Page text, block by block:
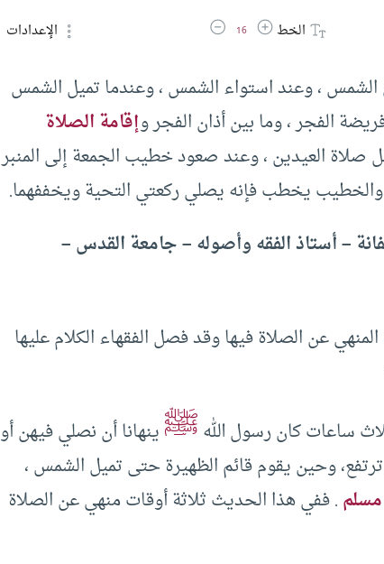
الخطزيادة حجم الخط
16 تقليل حجم الخط الإعدادات
الشمس ، وعند استواء الشمس ، وعندما تميل الشمس
الفجر ، وما بين أذان الفجر وإقامة الصلاة
صلاة العيدين ، وعند صعود خطيب الجمعة إلى المنبر
يخطب فإنه يصلي ركعتي التحية ويخففهما.
– أستاذ الفقه وأصوله – جامعة القدس –
عن الصلاة فيها وقد فصل الفقهاء الكلام عليها
ساعات كان رسول اللهﷺينهانا أن نصلي فيهن أو
وحين يقوم قائم الظهيرة حتى تميل الشمس ،
. ففي هذا الحديث ثلاثة أوقات منهي عن الصلاة